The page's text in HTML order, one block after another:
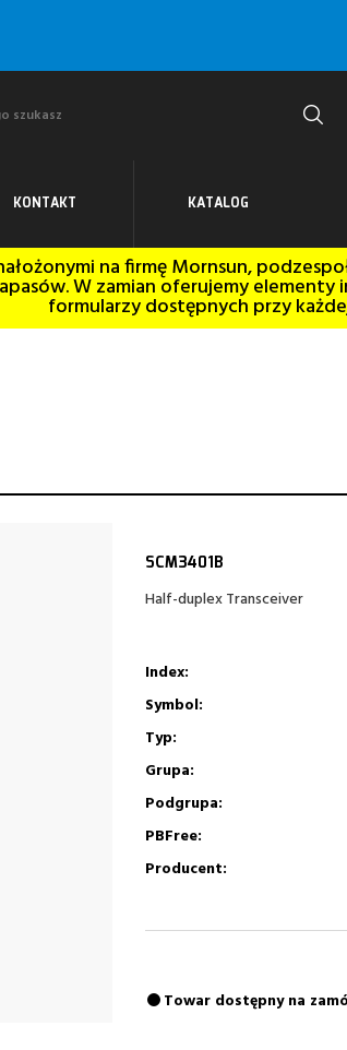
KONTAKT KATALOG
na firmę Mornsun,
W zamian oferujemy elementy
formularzy dostępnych przy
SCM3401B
Half-duplex Transceiver
Index:
Symbol:
Typ:
Grupa:
Podgrupa:
PBFree:
Producent:
Towar dostępny na